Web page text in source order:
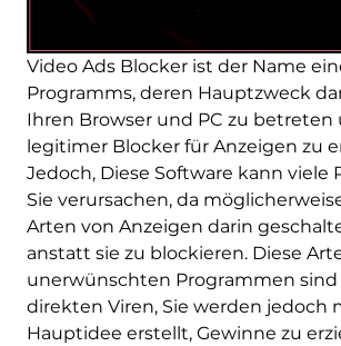
Video Ads Blocker ist der Name
Programms, deren Hauptzweck
Ihren Browser und PC zu betreten
legitimer Blocker für Anzeigen zu
Jedoch, Diese Software kann viele
Sie verursachen, da
Arten von Anzeigen darin
anstatt sie zu blockieren. Diese
unerwünschten Programmen sind
direkten Viren, Sie werden jedoch
Hauptidee erstellt, Gewinne zu